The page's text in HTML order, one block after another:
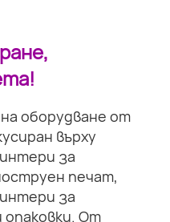
на оборудване от
върху
за
печат,
за
опаковки. От